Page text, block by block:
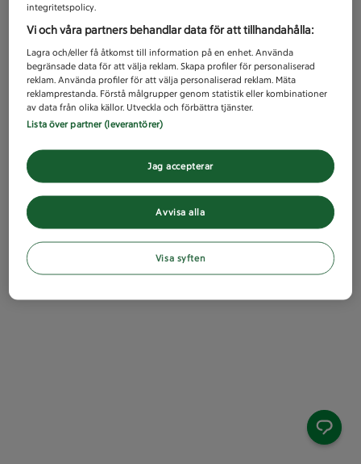
integritetspolicy.
Vi och våra partners behandlar data för att tillhandahålla:
Lagra och/eller få åtkomst till information på en enhet. Använda
begränsade data för att välja reklam. Skapa profiler för personaliserad
reklam. Använda profiler för att välja personaliserad reklam. Mäta
reklamprestanda. Förstå målgrupper genom statistik eller kombinationer
av data från olika källor. Utveckla och förbättra tjänster.
Lista över partner (leverantörer)
Avvisa alla
Jag accepterar
Visa syften